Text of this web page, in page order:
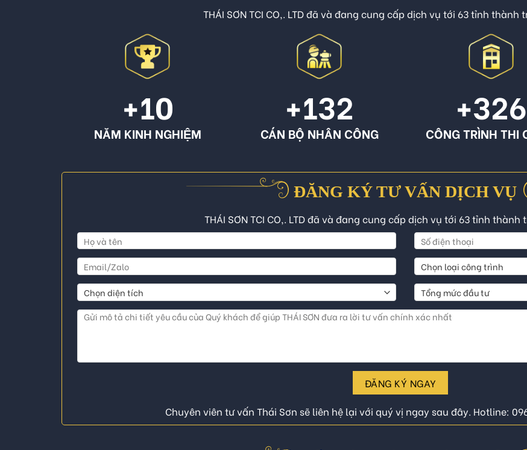
THÁI SƠN TCI CO,. LTD đã và đang cung cấp dịch vụ tới 63 tỉnh thành
+10
NĂM KINH NGHIỆM
+132
CÁN BỘ NHÂN CÔNG
+326
CÔNG TRÌNH THI
ĐĂNG KÝ TƯ VẤN DỊCH VỤ
THÁI SƠN TCI CO,. LTD đã và đang cung cấp dịch vụ tới 63 tỉnh
ĐĂNG KÝ NGAY
Chuyên viên tư vấn Thái Sơn sẽ liên hệ lại với quý vị ngay sau đây. Hotline: